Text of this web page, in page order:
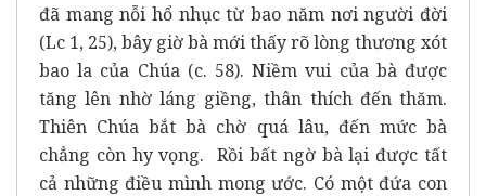
đã mang nỗi hổ nhục từ bao năm nơi người đời
(Lc 1, 25), bây giờ bà mới thấy rõ lòng thương xót
bao la của Chúa (c. 58). Niềm vui của bà được
tăng lên nhờ láng giềng, thân thích đến thăm.
Thiên Chúa bắt bà chờ quá lâu, đến mức bà
chẳng còn hy vọng. Rồi bất ngờ bà lại được tất
cả những điều mình mong ước. Có một đứa con